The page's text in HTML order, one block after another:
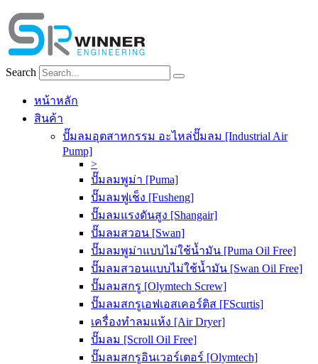
Skip
to
content
Search
หน้าหลัก
สินค้า
ปั๊มลมอุตสาหกรรม อะไหล่ปั๊มลม [Industrial Air
Pump]
>
ปั๊มลมพูม่า [Puma]
ปั๊มลมฟูเช็ง [Fusheng]
ปั๊มลมแรงดันสูง [Shangair]
ปั๊มลมสวอน [Swan]
ปั๊มลมพูม่าแบบไม่ใช้น้ำมัน [Puma Oil Free]
ปั๊มลมสวอนแบบไม่ใช้น้ำมัน [Swan Oil Free]
ปั๊มลมสกรู [Olymtech Screw]
ปั๊มลมสกรูเอฟเอสเคอร์ติส [FScurtis]
เครื่องทำลมแห้ง [Air Dryer]
ปั๊มลม [Scroll Oil Free]
ปั๊มลมสกรูอินเวอร์เตอร์ [Olymtech]